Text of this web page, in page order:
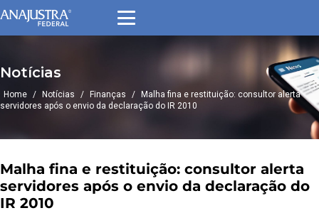
Notícias
Home / Notícias / Finanças /
Malha fina e restituição: consultor alerta
servidores após o envio da declaração do IR 2010
Malha fina e restituição: consultor alerta
servidores após o envio da declaração do
IR 2010